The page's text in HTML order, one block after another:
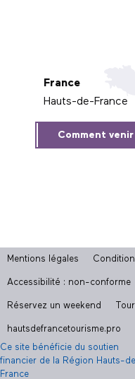
France
Hauts-de-France
Comment venir
Mentions légales
Accessibilité : non-conforme
Réservez un weekend
hautsdefrancetourisme.pro
Ce site bénéficie du soutien
financier de la Région Hauts-
France